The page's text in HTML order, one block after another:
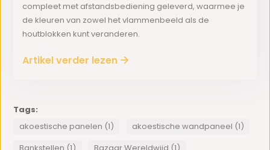
compleet met afstandsbediening geleverd, waarmee je
de kleuren van zowel het vlammenbeeld als de
houtblokken kunt veranderen.
Artikel verder lezen
Tags:
akoestische panelen (1)
akoestische wandpaneel (1)